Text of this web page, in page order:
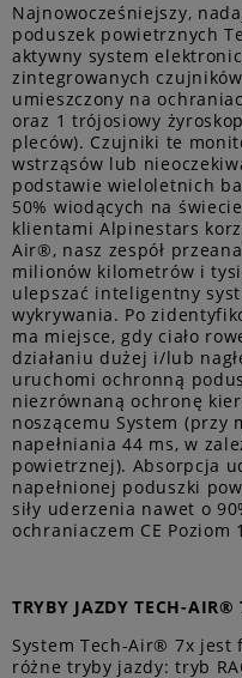
Najnowocześniejszy,
poduszek powietrznych
aktywny system
zintegrowanych
umieszczony na
oraz 1 trójosiowy
pleców). Czujniki te
wstrząsów lub
podstawie wieloletnich
50% wiodących na
klientami Alpinestars
Air®, nasz zespół
milionów kilometrów i
ulepszać inteligentny
wykrywania. Po
ma miejsce, gdy ciało
działaniu dużej i/lub
uruchomi ochronną
niezrównaną ochronę
noszącemu System (przy
napełniania 44 ms, w
powietrznej). Absorpcja
napełnionej poduszki
siły uderzenia nawet o
ochraniaczem CE Poziom
TRYBY JAZDY TECH-
System Tech-Air® 7x jest
różne tryby jazdy: tryb